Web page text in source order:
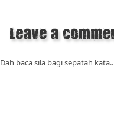
Dah baca sila bagi sepatah kata..